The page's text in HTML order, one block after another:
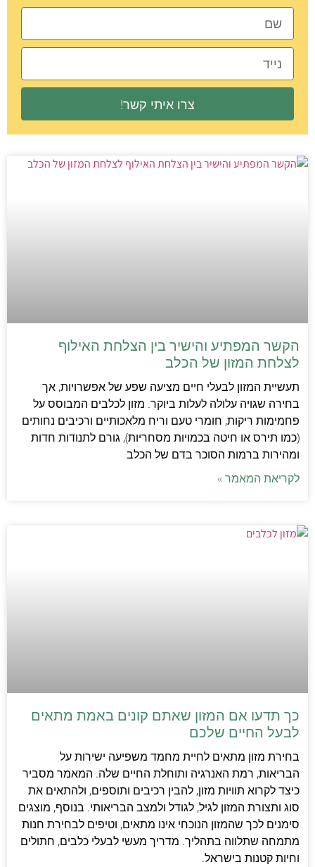
צרו איתי קשר!
הקשר המפתיע והישיר בין הצלחת האילוף
לצלחת המזון של הכלב
תעשיית המזון לבעלי חיים מציעה שפע של אפשרויות, אך
בחירה שגויה עלולה לעלות ביוקר. מזון לכלבים המבוסס על
פחמימות ריקות, חומרי טעם וריח מלאכותיים ורכיבים נחותים
(כמו תירס או חיטה בכמויות מסחריות), גורם לתנודות חדות
ומהירות ברמות הסוכר בדם של הכלב
לקריאת המאמר »
כך תדעו אם המזון שאתם קונים באמת מתאים
לבעל החיים שלכם
בחירת מזון מתאים לחיית מחמד משפיעה ישירות על
הבריאות, רמת האנרגיה ותוחלת החיים שלה. המאמר מסביר
כיצד לקרוא תוויות מזון, להבין רכיבים ותוספים, ולהתאים את
סוג ותצורת המזון לגיל, לגודל ולמצב הבריאותי. בנוסף, מוצגים
סימנים לכך שהמזון הנוכחי אינו מתאים, וטיפים לבחירת חנות
מתמחה שתלווה בתהליך. מדריך מעשי לבעלי כלבים, חתולים
וחיות קטנות בישראל.